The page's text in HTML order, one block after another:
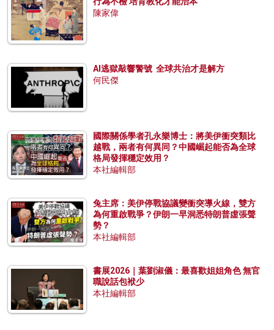
陳家偉
AI逃獄敲響警號 全球共治才是解方
何民傑
國際關係學者孔永樂博士：將美伊衝突類比
越戰，兩者有何異同？中國崛起能否為全球
格局發揮穩定效用？
本社編輯部
兔主席：美伊停戰協議變衝突導火線，雙方
為何重啟戰爭？伊朗一早洞悉特朗普虛張聲
勢？
本社編輯部
書展2026｜葉劉淑儀：最喜歡姐姐角色 無官
職說話包袱少
本社編輯部